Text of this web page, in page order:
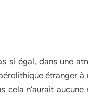
si égal, dans une
étranger à
n’aurait aucune